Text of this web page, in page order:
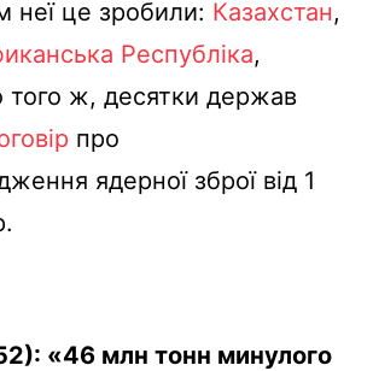
неї це зробили: Казахстан,
Республіка,
того ж, десятки держав
про
ядерної зброї від 1
«46 млн тонн минулого